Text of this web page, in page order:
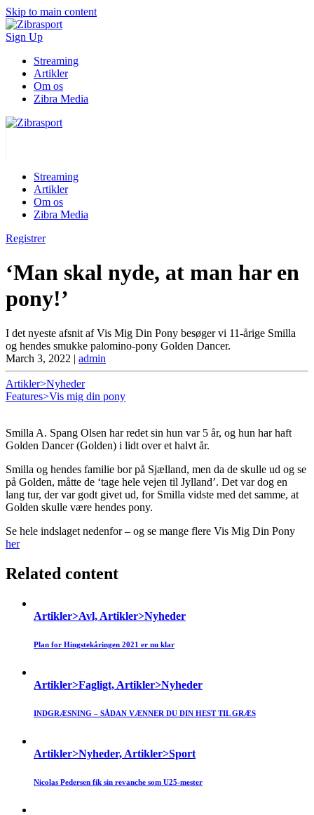
Skip to main content
Sign Up
Streaming
Artikler
Om os
Zibra Media
Streaming
Artikler
Om os
Zibra Media
Registrer
‘Man skal nyde, at man har en
pony!’
I det nyeste afsnit af Vis Mig Din Pony besøger vi 11-årige Smilla
og hendes smukke palomino-pony Golden Dancer.
March 3, 2022 | admin
Artikler>Nyheder
Features>Vis mig din pony
Smilla A. Spang Olsen har redet sin hun var 5 år, og hun har haft
Golden Dancer (Golden) i lidt over et halvt år.
Smilla og hendes familie bor på Sjælland, men da de skulle ud og se
på Golden, måtte de ‘tage hele vejen til Jylland’. Det var dog en
lang tur, der var godt givet ud, for Smilla vidste med det samme, at
Golden skulle være hendes pony.
Se hele indslaget nedenfor – og se mange flere Vis Mig Din Pony
her
Related content
Artikler>Avl, Artikler>Nyheder
Plan for Hingstekåringen 2021 er nu klar
Artikler>Fagligt, Artikler>Nyheder
INDGRÆSNING – SÅDAN VÆNNER DU DIN HEST TIL GRÆS
Artikler>Nyheder, Artikler>Sport
Nicolas Pedersen fik sin revanche som U25-mester